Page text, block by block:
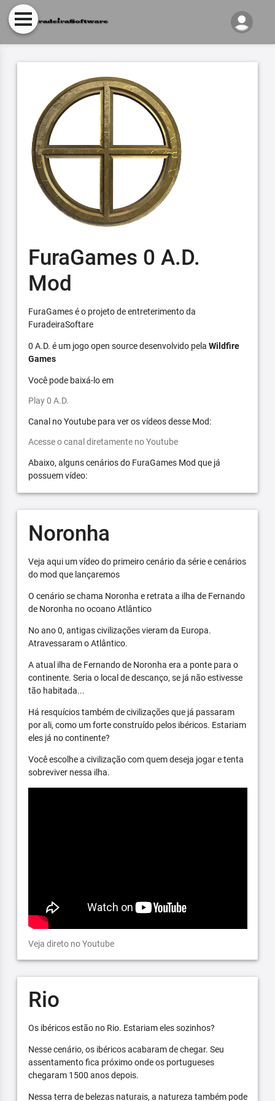
FuraGames 0 A.D.
Mod
FuraGames é o projeto de entreterimento da
FuradeiraSoftare
0 A.D. é um jogo open source desenvolvido pela Wildfire
Games
Você pode baixá-lo em
Play 0 A.D.
Canal no Youtube para ver os vídeos desse Mod:
Acesse o canal diretamente no Youtube
Abaixo, alguns cenários do FuraGames Mod que já
possuem vídeo:
Noronha
Veja aqui um vídeo do primeiro cenário da série e cenários
do mod que lançaremos
O cenário se chama Noronha e retrata a ilha de Fernando
de Noronha no ocoano Atlântico
No ano 0, antigas civilizações vieram da Europa.
Atravessaram o Atlântico.
A atual ilha de Fernando de Noronha era a ponte para o
continente. Seria o local de descanço, se já não estivesse
tão habitada...
Há resquícios também de civilizações que já passaram
por ali, como um forte construído pelos ibéricos. Estariam
eles já no continente?
Você escolhe a civilização com quem deseja jogar e tenta
sobreviver nessa ilha.
Veja direto no Youtube
Rio
Os ibéricos estão no Rio. Estariam eles sozinhos?
Nesse cenário, os ibéricos acabaram de chegar. Seu
assentamento fica próximo onde os portugueses
chegaram 1500 anos depois.
Nessa terra de belezas naturais, a natureza também pode